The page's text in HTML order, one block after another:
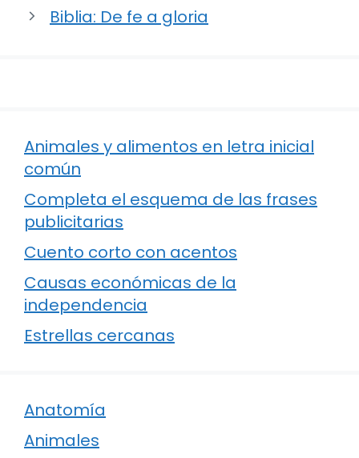
Biblia: De fe a gloria
Animales y alimentos en letra inicial
común
Completa el esquema de las frases
publicitarias
Cuento corto con acentos
Causas económicas de la
independencia
Estrellas cercanas
Anatomía
Animales